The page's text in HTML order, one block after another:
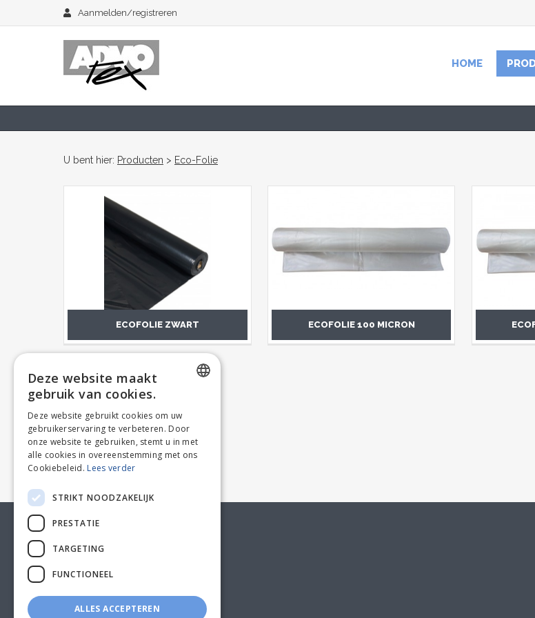
Aanmelden/registreren
HOME
U bent hier: Producten > Eco-Folie
ECOFOLIE ZWART ECOFOLIE 100 MICRON
KLANTENSERVICE
FRENCH
Deze website maakt
gebruik van cookies.
Deze website gebruikt cookies om uw
gebruikerservaring te verbeteren. Door
onze website te gebruiken, stemt u in met
alle cookies in overeenstemming met ons
Cookiebeleid. Lees verder
STRIKT NOODZAKELIJK
PRESTATIE
TARGETING
FUNCTIONEEL
ALLES ACCEPTEREN